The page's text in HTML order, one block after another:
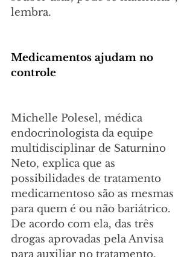
lembra.
Medicamentos ajudam no
controle
Michelle Polesel, médica
endocrinologista da equipe
multidisciplinar de Saturnino
Neto, explica que as
possibilidades de tratamento
medicamentoso são as mesmas
para quem é ou não bariátrico.
De acordo com ela, das três
drogas aprovadas pela Anvisa